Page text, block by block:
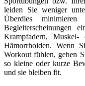
leiden Sie weniger
Überdies
Begleiterscheinungen
Krampfadern, Muskel-
Hämorrhoiden. Wenn
Workout fühlen, gehen
so kleine oder kurze
und sie bleiben fit.